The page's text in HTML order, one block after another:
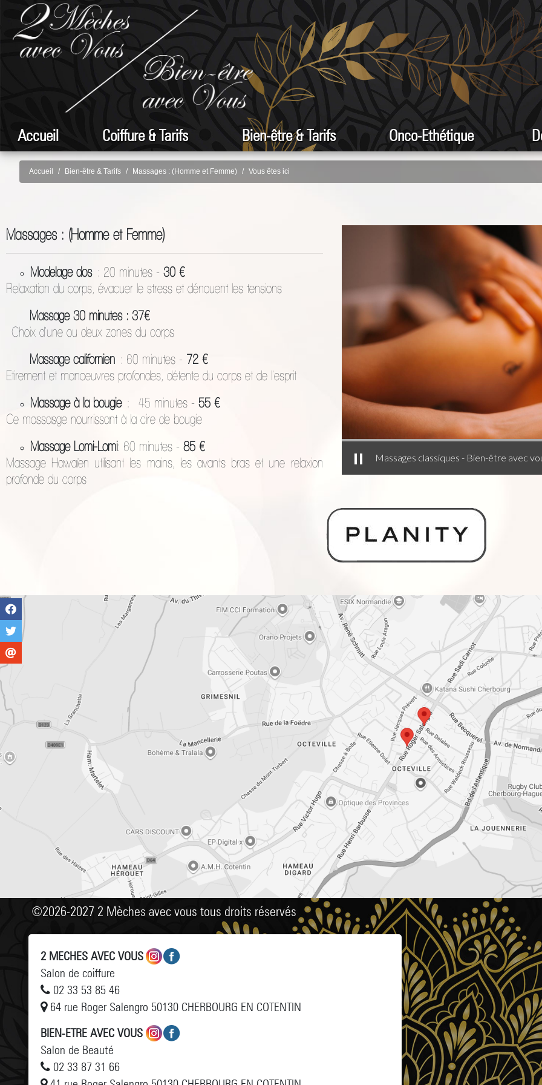
Accueil Coiffure & Tarifs Bien-être & Tarifs Onco-Ethétique
Accueil Bien-être & Tarifs Massages : (Homme et Femme) Vous êtes ici
Massages : (Homme et Femme)
Modelage dos : 20 minutes - 30 €
Relaxation du corps, évacuer le stress et dénouent les tensions
Massage 30 minutes : 37€
Choix d'une ou deux zones du corps
Massage californien : 60 minutes - 72 €
Etirement et manoeuvres profondes, détente du corps et de l'esprit
Massage à la bougie : 45 minutes - 55 €
Ce massasge nourrissant à la cire de bougie
Massage Lomi-Lomi: 60 minutes - 85 €
Massage Hawaïen utilisant les mains, les avants bras et une relaxion
profonde du corps
Massage détente avec pochonset massage en profondeur avec point
de préssion sur le cuir cheveulu et les pieds
Massage enfants 30 minutes
Massage femme enceinte :
60€
Cette prestation ne peut pas être réservée en ligne
Massage corps détente absolue:
80€
Evadez vous grâce à un temps méditation, suivi d'un massage du corps
aux manoeuvres enveloppante, profondes et relaxantes pour un lâcher
prise total.
Massage SHIATSU:1h15
Issue des massages traditionnels chinois, ce massage stimule les points
d' énergie pour soulager les tensions musculaires et le stress.
Non conseillé pour les femmes enceintes.
Massages classiques - Bien-être avec
©2026-2027 2 Mèches avec vous tous droits réservés
2 MECHES AVEC VOUS
Salon de coiffure
02 33 53 85 46
64 rue Roger Salengro 50130 CHERBOURG EN COTENTIN
BIEN-ETRE AVEC VOUS
Salon de Beauté
02 33 87 31 66